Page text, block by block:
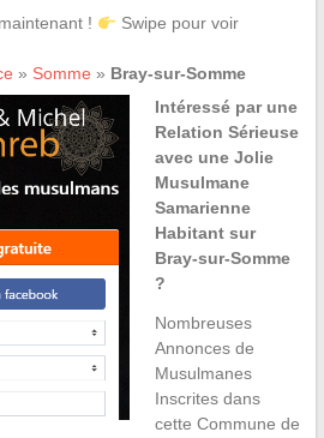
! Swipe pour voir
» Somme » Bray-sur-Somme
Intéressé par une
Relation Sérieuse
avec une Jolie
Musulmane
Samarienne
Habitant sur
Bray-sur-Somme
?
Nombreuses
Annonces de
Musulmanes
Inscrites dans
cette Commune de